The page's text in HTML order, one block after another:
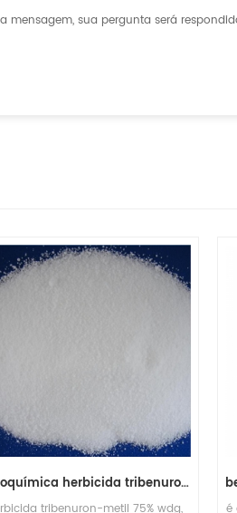
mensagem, sua pergunta será
agroquímica herbicida tribenuron-metil 95% tech
tribenuron-metil 75% wdg,
é